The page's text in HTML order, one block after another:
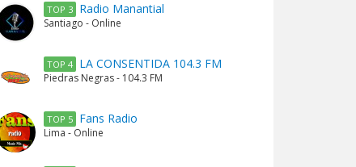
TOP 3 Radio Manantial
Santiago - Online
TOP 4 LA CONSENTIDA 104.3 FM
Piedras Negras - 104.3 FM
TOP 5 Fans Radio
Lima - Online